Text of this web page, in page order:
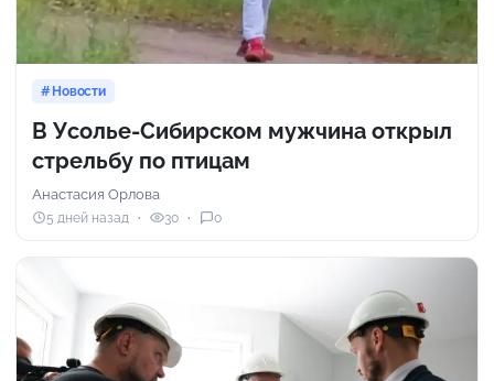
Новости
В Усолье-Сибирском мужчина открыл
стрельбу по птицам
Анастасия Орлова
5 дней назад 30 0